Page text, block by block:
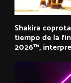
Shakira
tiempo de la
2026™,